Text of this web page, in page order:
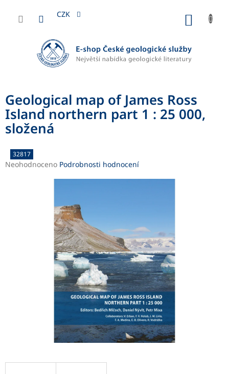
obsah
CZK
Geological map of James Ross
Island northern part 1 : 25 000,
složená
32817
Průměrné
Neohodnoceno Podrobnosti hodnocení